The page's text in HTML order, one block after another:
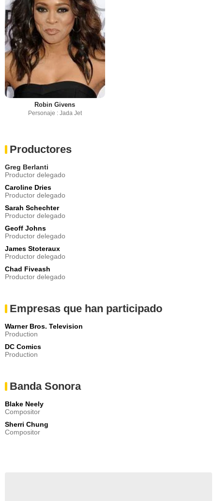
Robin Givens
Personaje : Jada Jet
Productores
Greg Berlanti
Productor delegado
Caroline Dries
Productor delegado
Sarah Schechter
Productor delegado
Geoff Johns
Productor delegado
James Stoteraux
Productor delegado
Chad Fiveash
Productor delegado
Empresas que han participado
Warner Bros. Television
Production
DC Comics
Production
Banda Sonora
Blake Neely
Compositor
Sherri Chung
Compositor